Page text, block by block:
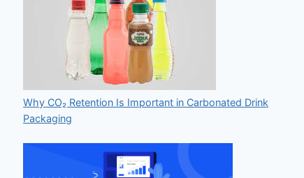
Why CO₂ Retention Is Important in Carbonated Drink
Packaging